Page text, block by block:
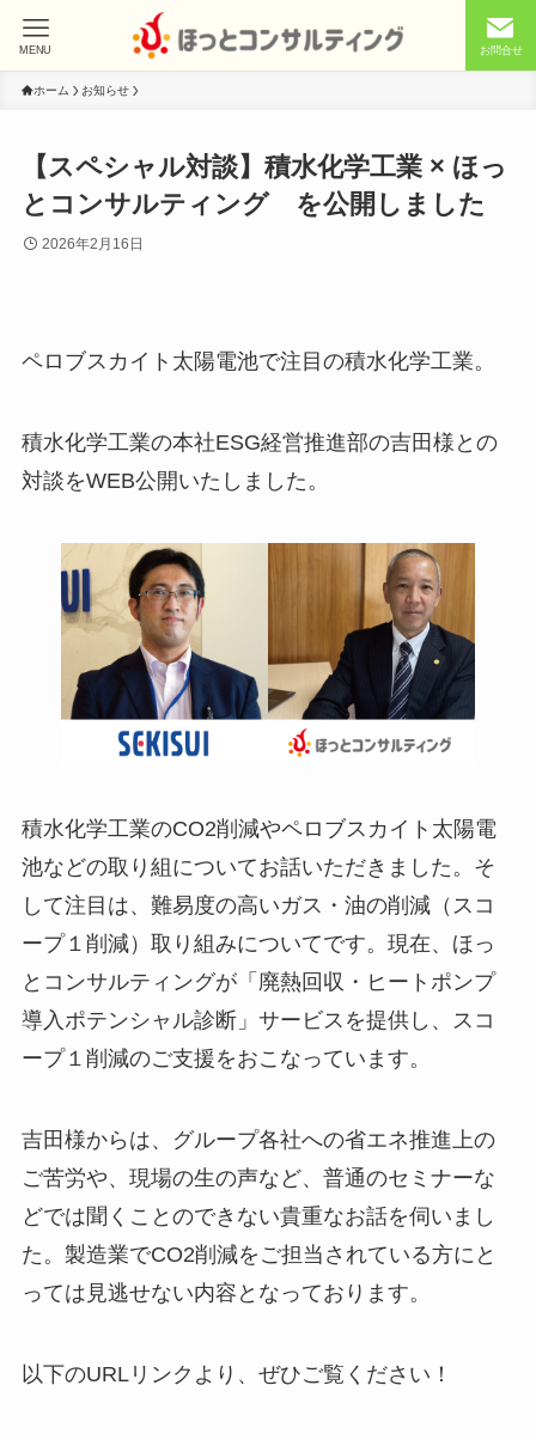
お問合せ
MENU
ホーム お知らせ
【スペシャル対談】積水化学工業 × ほっ
とコンサルティング を公開しました
2026年2月16日
ペロブスカイト太陽電池で注目の積水化学工業。
積水化学工業の本社ESG経営推進部の吉田様との
対談をWEB公開いたしました。
積水化学工業のCO2削減やペロブスカイト太陽電
池などの取り組についてお話いただきました。そ
して注目は、難易度の高いガス・油の削減（スコ
ープ１削減）取り組みについてです。現在、ほっ
とコンサルティングが「廃熱回収・ヒートポンプ
導入ポテンシャル診断」サービスを提供し、スコ
ープ１削減のご支援をおこなっています。
吉田様からは、グループ各社への省エネ推進上の
ご苦労や、現場の生の声など、普通のセミナーな
どでは聞くことのできない貴重なお話を伺いまし
た。製造業でCO2削減をご担当されている方にと
っては見逃せない内容となっております。
以下のURLリンクより、ぜひご覧ください！